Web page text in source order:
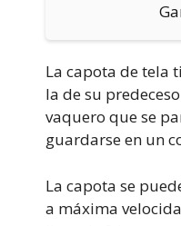
La capota de tela
la de su
vaquero que se
guardarse en un
La capota se
a máxima